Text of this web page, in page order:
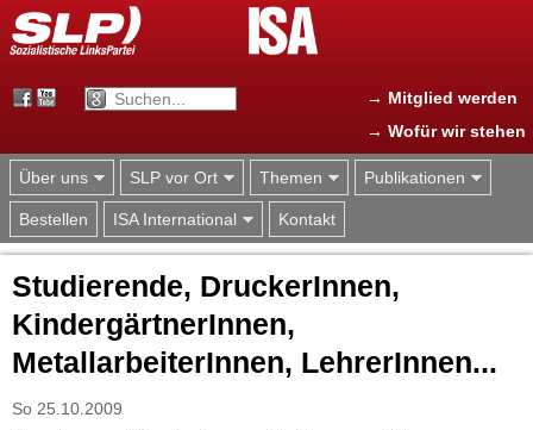
Jump to navigation
→ Mitglied werden
→ Wofür wir stehen
Über uns SLP vor Ort Themen Publikationen
Bestellen ISA International Kontakt
Studierende, DruckerInnen,
KindergärtnerInnen,
MetallarbeiterInnen, LehrerInnen...
So 25.10.2009